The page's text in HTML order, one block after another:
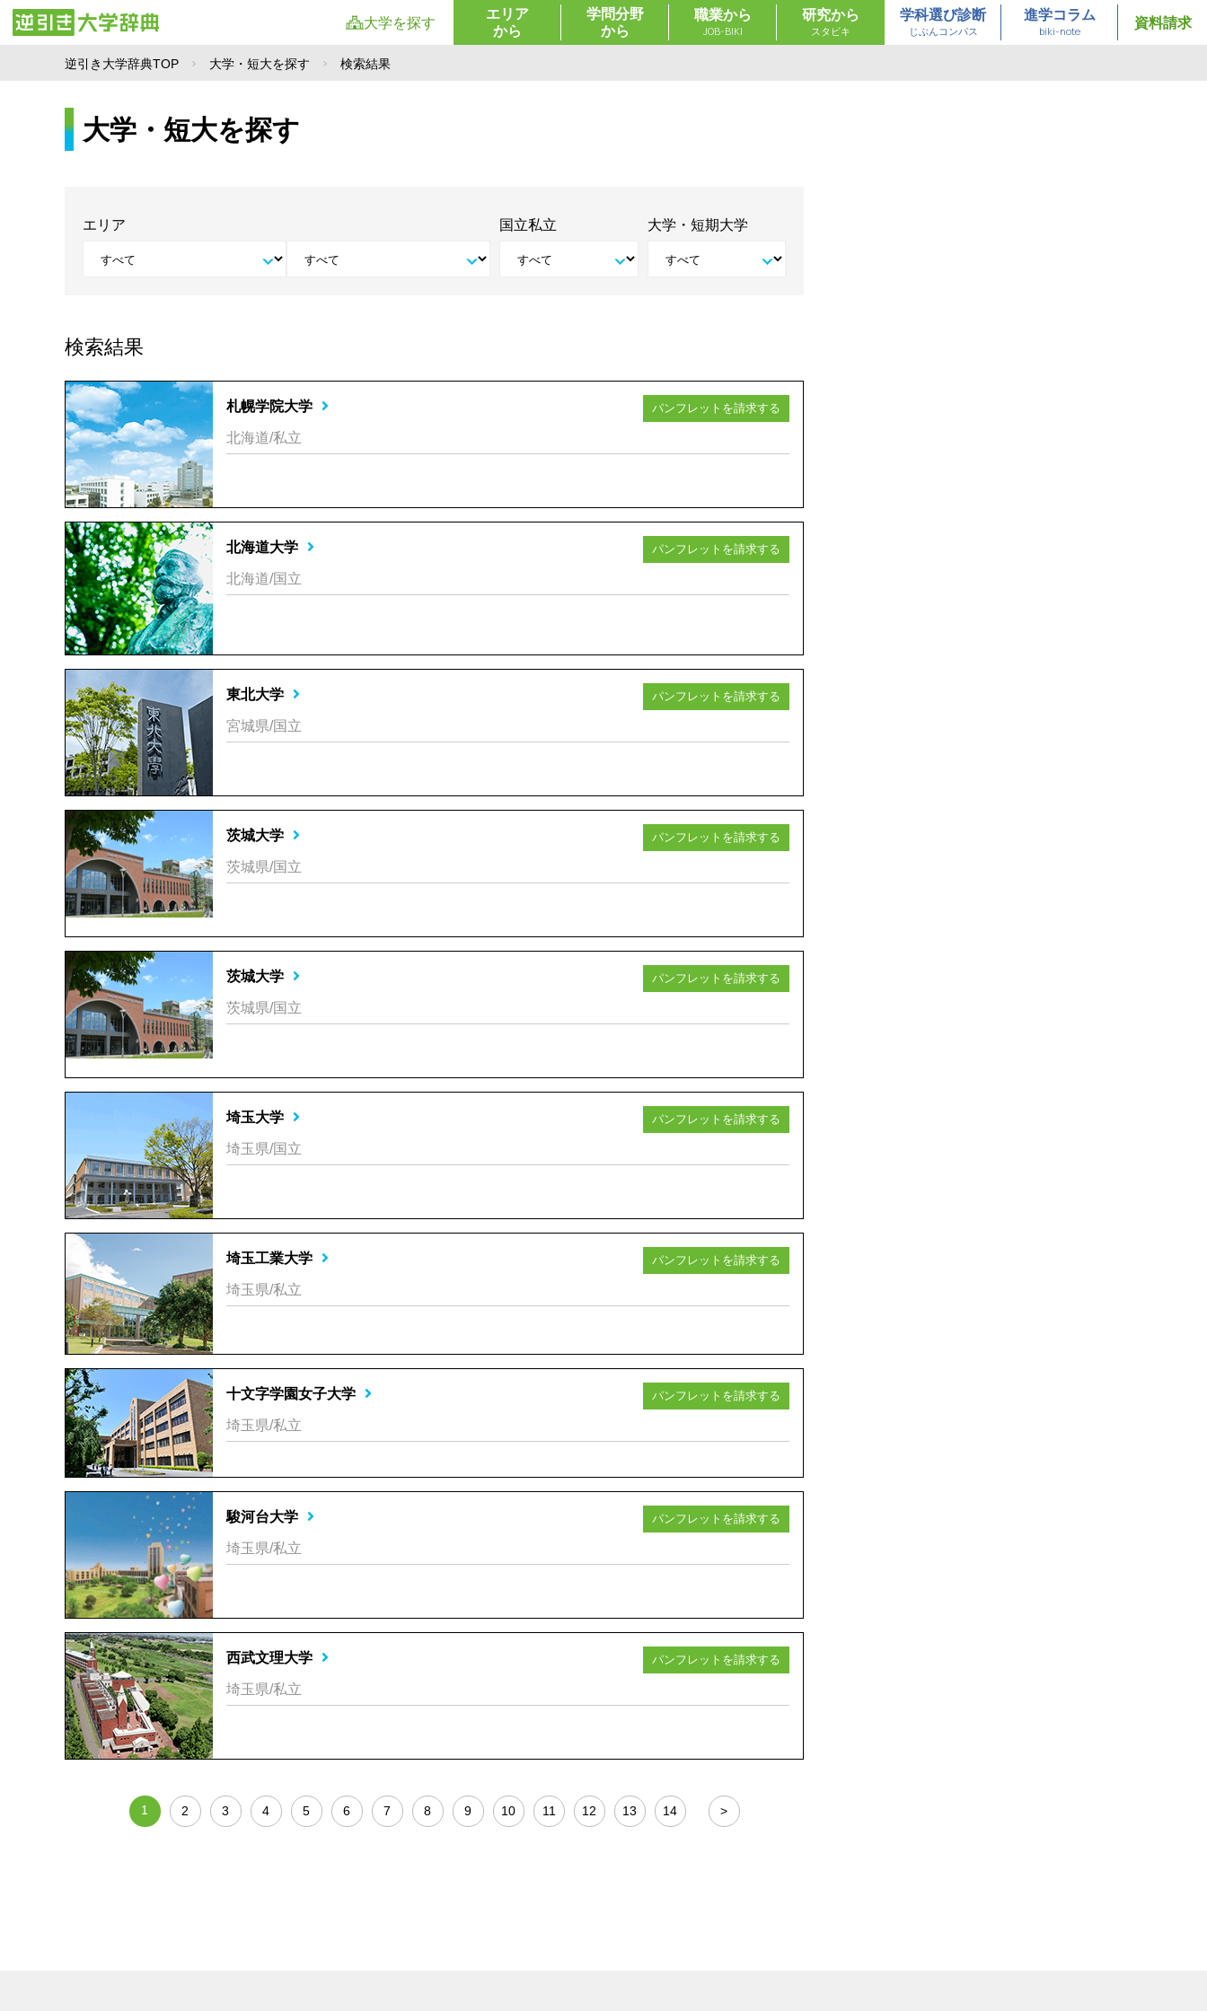
大学を探す
エリア
から
学問分野
から
職業から
JOB-BIKI
研究から
スタビキ
学科選び診断
じぶんコンパス
進学コラム
biki-note
資料請求
逆引き大学辞典TOP 大学・短大を探す 検索結果
大学・短大を探す
エリア 国立私立 大学・短期大学
検索結果
札幌学院大学
北海道/私立
パンフレットを請求する
北海道大学
北海道/国立
パンフレットを請求する
東北大学
宮城県/国立
パンフレットを請求する
茨城大学
茨城県/国立
パンフレットを請求する
茨城大学
茨城県/国立
パンフレットを請求する
埼玉大学
埼玉県/国立
パンフレットを請求する
埼玉工業大学
埼玉県/私立
パンフレットを請求する
十文字学園女子大学
埼玉県/私立
パンフレットを請求する
駿河台大学
埼玉県/私立
パンフレットを請求する
西武文理大学
埼玉県/私立
パンフレットを請求する
1 2 3 4 5 6 7 8 9 10 11 12 13 14 >